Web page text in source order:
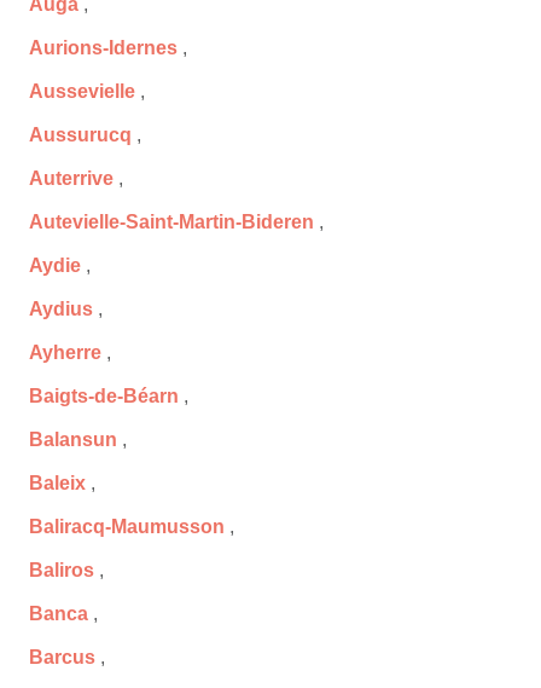
Aurions-Idernes ,
Aussevielle ,
Aussurucq ,
Auterrive ,
Autevielle-Saint-Martin-Bideren ,
Aydie ,
Aydius ,
Ayherre ,
Baigts-de-Béarn ,
Balansun ,
Baleix ,
Baliracq-Maumusson ,
Baliros ,
Banca ,
Barcus ,